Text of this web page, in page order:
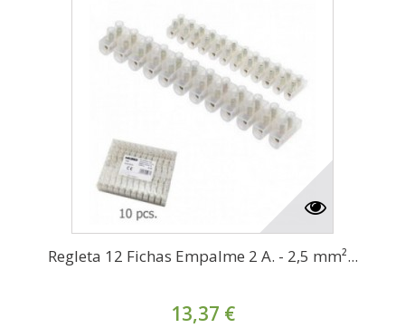
Regleta 12 Fichas Empalme 2 A. - 2,5 mm²...
13,37 €